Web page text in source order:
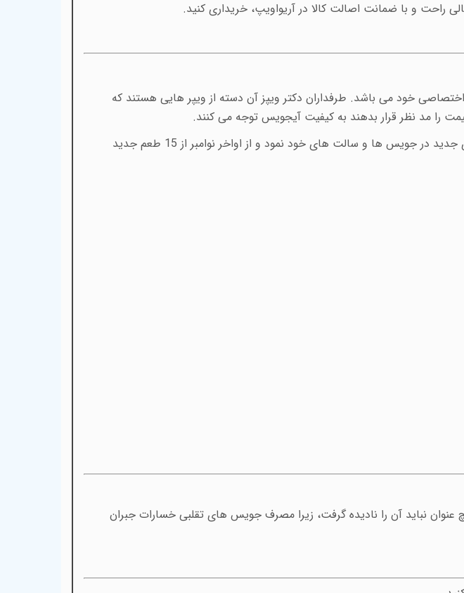
راحت و با ضمانت اصالت کالا در آریواویپ، خریداری کنید.
خود می باشد. طرفداران دکتر ویپز آن دسته از ویپر هایی هستند که
را مد نظر قرار بدهند به کیفیت آیجویس توجه می کنند.
کمپانی دکتر ویپز، در اکتبر 2024 شروع به تبلیغات گسترده ای در خصوص تولید طعم های جدید در جویس ها و سالت های خود نمود و از اواخر نوامبر از 15 طعم جدید
نباید آن را نادیده گرفت، زیرا مصرف جویس های تقلبی خسارات جبران